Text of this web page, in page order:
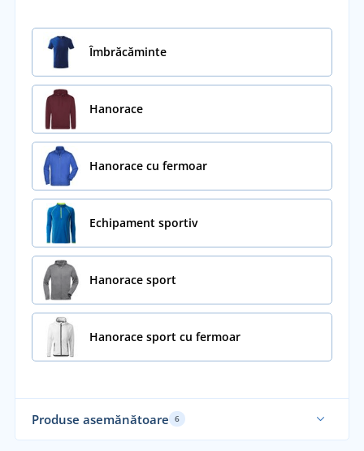
Îmbrăcăminte
Hanorace
Hanorace cu fermoar
Echipament sportiv
Hanorace sport
Hanorace sport cu fermoar
Produse asemănătoare 6